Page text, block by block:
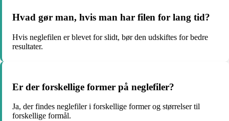
Hvad gør man, hvis man har filen for lang tid?
Hvis neglefilen er blevet for slidt, bør den udskiftes for bedre
resultater.
Er der forskellige former på neglefiler?
Ja, der findes neglefiler i forskellige former og størrelser til
forskellige formål.